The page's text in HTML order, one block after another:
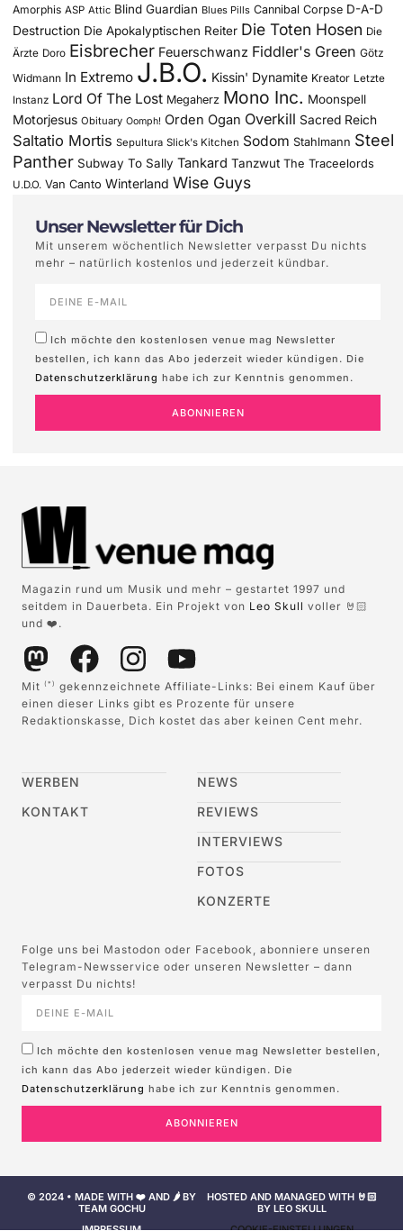
Amorphis ASP Attic Blind Guardian Blues Pills Cannibal Corpse D-A-D
Destruction Die Apokalyptischen Reiter Die Toten Hosen Die
Ärzte Doro Eisbrecher Feuerschwanz Fiddler's Green Götz
Widmann In Extremo J.B.O. Kissin' Dynamite Kreator Letzte
Instanz Lord Of The Lost Megaherz Mono Inc. Moonspell
Motorjesus Obituary Oomph! Orden Ogan Overkill Sacred Reich
Saltatio Mortis Sepultura Slick's Kitchen Sodom Stahlmann Steel
Panther Subway To Sally Tankard Tanzwut The Traceelords
U.D.O. Van Canto Winterland Wise Guys
Unser Newsletter für Dich
Mit unserem wöchentlich Newsletter verpasst Du nichts
mehr – natürlich kostenlos und jederzeit kündbar.
Ich möchte den kostenlosen venue mag Newsletter
bestellen, ich kann das Abo jederzeit wieder kündigen. Die
Datenschutzerklärung habe ich zur Kenntnis genommen.
ABONNIEREN
Magazin rund um Musik und mehr – gestartet 1997 und
seitdem in Dauerbeta. Ein Projekt von Leo Skull voller 🤘🏻
und ❤️.
Mit (*)
gekennzeichnete Affiliate-Links: Bei einem Kauf über
einen dieser Links gibt es Prozente für unsere
Redaktionskasse, Dich kostet das aber keinen Cent mehr.
WERBEN
KONTAKT
NEWS
REVIEWS
INTERVIEWS
FOTOS
KONZERTE
Folge uns bei Mastodon oder Facebook, abonniere unseren
Telegram-Newsservice oder unseren Newsletter – dann
verpasst Du nichts!
Ich möchte den kostenlosen venue mag Newsletter bestellen,
ich kann das Abo jederzeit wieder kündigen. Die
Datenschutzerklärung habe ich zur Kenntnis genommen.
ABONNIEREN
© 2024 • MADE WITH ❤️ AND 🌶️ BY
TEAM GOCHU
HOSTED AND MANAGED WITH 🤘🏻
BY LEO SKULL